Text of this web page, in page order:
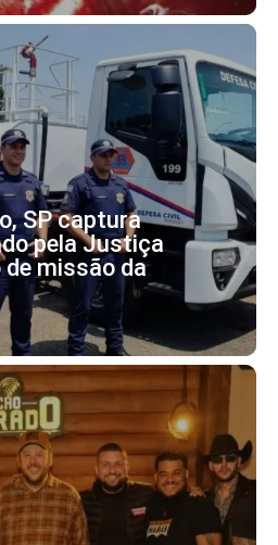
SP captura
pela Justiça
missão da